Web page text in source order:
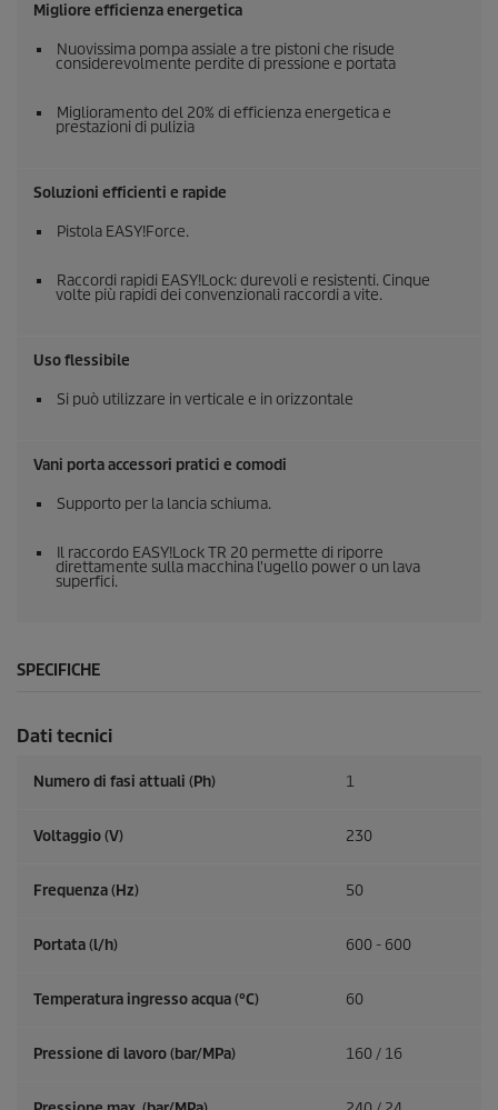
Migliore efficienza energetica
Nuovissima pompa assiale a tre pistoni che risude
considerevolmente perdite di pressione e portata
Miglioramento del 20% di efficienza energetica e
prestazioni di pulizia
Soluzioni efficienti e rapide
Pistola EASY!Force.
Raccordi rapidi EASY!Lock: durevoli e resistenti. Cinque
volte più rapidi dei convenzionali raccordi a vite.
Uso flessibile
Si può utilizzare in verticale e in orizzontale
Vani porta accessori pratici e comodi
Supporto per la lancia schiuma.
Il raccordo EASY!LockTR 20 permette di riporre
direttamente sulla macchina l'ugello power o un lava
superfici.
SPECIFICHE
Dati tecnici
Numero di fasi attuali (Ph) 1
Voltaggio (V) 230
Frequenza (Hz) 50
Portata (l/h) 600 - 600
Temperatura ingresso acqua (°C) 60
Pressione di lavoro (bar/MPa) 160 / 16